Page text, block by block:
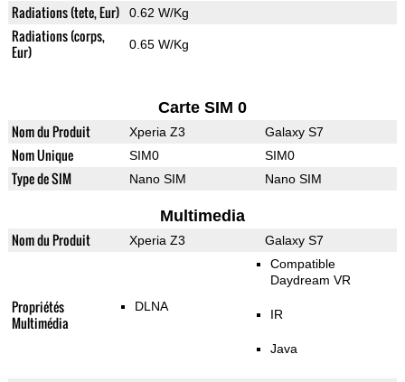
Radiations (tete, Eur) 0.62 W/Kg
Radiations (corps,
Eur)
0.65 W/Kg
Carte SIM 0
Nom du Produit Xperia Z3 Galaxy S7
Nom Unique SIM0 SIM0
Type de SIM Nano SIM Nano SIM
Multimedia
Nom du Produit Xperia Z3 Galaxy S7
Propriétés
Multimédia
DLNA
Compatible
Daydream VR
IR
Java